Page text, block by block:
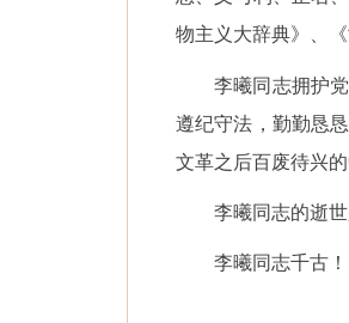
物主义大辞典》、
李曦同志拥护
遵纪守法，勤勤恳
文革之后百废待兴
李曦同志的逝
李曦同志千古！